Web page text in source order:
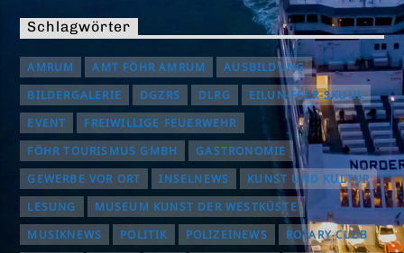
Schlagwörter
AMRUM AMT FÖHR AMRUM
AUSBILDUNG
BILDERGALERIE
DGZRS DLRG
EILUN-FEER-SKUUL
EVENT
FREIWILLIGE FEUERWEHR
FÖHR TOURISMUS GMBH
GASTRONOMIE
GEWERBE VOR ORT
INSELNEWS
KUNST UND KULTUR
LESUNG
MUSEUM KUNST DER WESTKÜSTE
MUSIKNEWS
POLITIK POLIZEINEWS
ROTARY CLUB